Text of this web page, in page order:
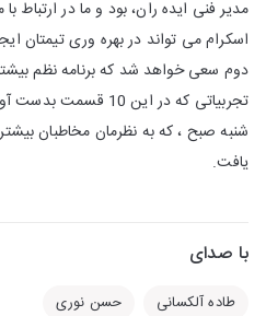
مدیر فنی ایده ران، بود و ما در ارتباط
اسکرام می تواند در بهره وری تیمتان
دوم سعی خواهد شد که برنامه نظم
شنبه صبح ، که به نظرمان مخاطبان
یافت.
با صدای
طاده آلکسانی حسن نوری